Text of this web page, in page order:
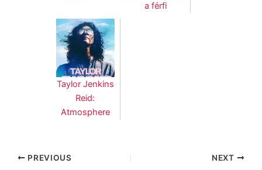
a férfi
Taylor Jenkins
Reid:
Atmosphere
PREVIOUS NEXT